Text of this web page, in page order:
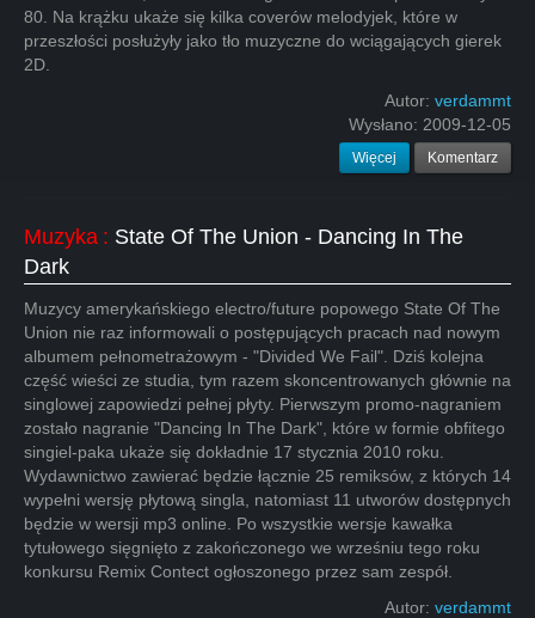
80. Na krążku ukaże się kilka coverów melodyjek, które w
przeszłości posłużyły jako tło muzyczne do wciągających gierek
2D.
Autor: verdammt
Wysłano: 2009-12-05
Więcej Komentarz
Muzyka : State Of The Union - Dancing In The
Dark
Muzycy amerykańskiego electro/future popowego State Of The
Union nie raz informowali o postępujących pracach nad nowym
albumem pełnometrażowym - "Divided We Fail". Dziś kolejna
część wieści ze studia, tym razem skoncentrowanych głównie na
singlowej zapowiedzi pełnej płyty. Pierwszym promo-nagraniem
zostało nagranie "Dancing In The Dark", które w formie obfitego
singiel-paka ukaże się dokładnie 17 stycznia 2010 roku.
Wydawnictwo zawierać będzie łącznie 25 remiksów, z których 14
wypełni wersję płytową singla, natomiast 11 utworów dostępnych
będzie w wersji mp3 online. Po wszystkie wersje kawałka
tytułowego sięgnięto z zakończonego we wrześniu tego roku
konkursu Remix Contect ogłoszonego przez sam zespół.
Autor: verdammt